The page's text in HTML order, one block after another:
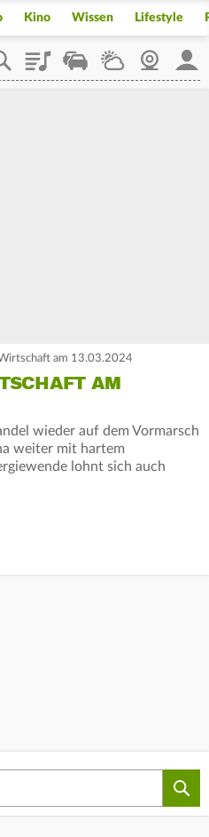
Kino Wissen Lifestyle
PlaylistStaupilotWetterWebcam
am 13.03.2024
AM
wieder auf dem Vormarsch
weiter mit hartem
lohnt sich auch